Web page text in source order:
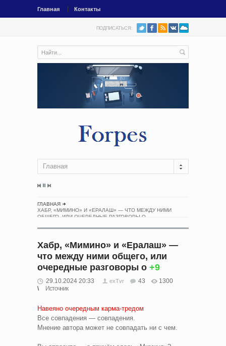
Главная Контакты
ПОДПИСАТЬСЯ:
Главная
ГЛАВНАЯ
ХАБР, «МИМИНО» И «ЕРАЛАШ» — ЧТО МЕЖДУ НИМИ
ОБЩЕГО, ИЛИ ОЧЕРЕДНЫЕ РАЗГОВОРЫ О
Хабр, «Мимино» и «Ералаш» —
что между ними общего, или
очередные разговоры о +9
29.10.2024 20:33 exTvr 43
1300
Источник
Навеяно очередным карма-тредом
Все совпадения — совпадения.
Мнение автора может не совпадать ни с чем.